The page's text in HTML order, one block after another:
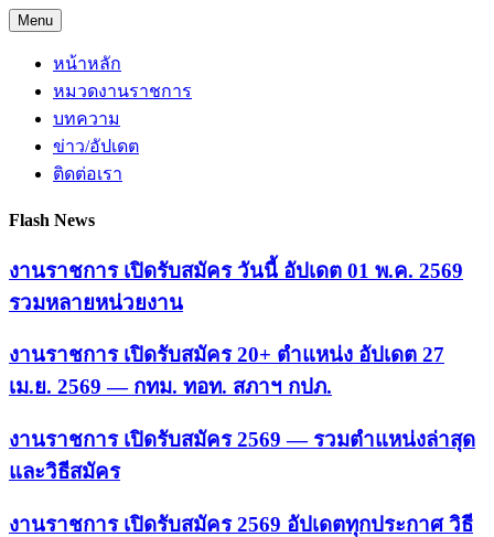
Skip
to
content
Menu
หน้าหลัก
หมวดงานราชการ
บทความ
ข่าว/อัปเดต
ติดต่อเรา
Flash News
งานราชการ เปิดรับสมัคร วันนี้ อัปเดต 01 พ.ค. 2569
รวมหลายหน่วยงาน
งานราชการ เปิดรับสมัคร 20+ ตำแหน่ง อัปเดต 27
เม.ย. 2569 — กทม. ทอท. สภาฯ กปภ.
งานราชการ เปิดรับสมัคร 2569 — รวมตำแหน่งล่าสุด
และวิธีสมัคร
งานราชการ เปิดรับสมัคร 2569 อัปเดตทุกประกาศ วิธี